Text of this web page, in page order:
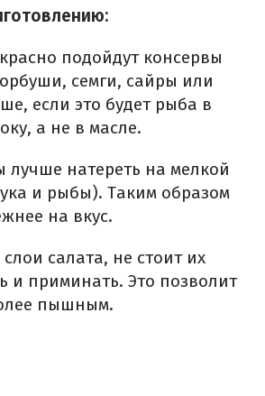
подойдут консервы
семги, сайры или
если это будет рыба в
а не в масле.
лучше натереть на мелкой
и рыбы). Таким образом
на вкус.
салата, не стоит их
и приминать. Это позволит
пышным.